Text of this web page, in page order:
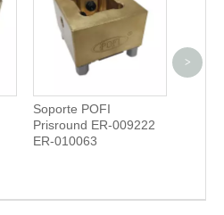
Soporte POFI
Prisround ER-009222
ER-010063
>